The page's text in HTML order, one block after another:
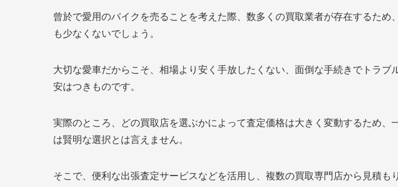
曾於で愛用のバイクを売ることを考えた際、数多くの買取業者が存在するため
も少なくないでしょう。
大切な愛車だからこそ、相場より安く手放したくない、面倒な手続きでトラブ
安はつきものです。
実際のところ、どの買取店を選ぶかによって査定価格は大きく変動するため、
は賢明な選択とは言えません。
そこで、便利な出張査定サービスなどを活用し、複数の買取専門店から見積も